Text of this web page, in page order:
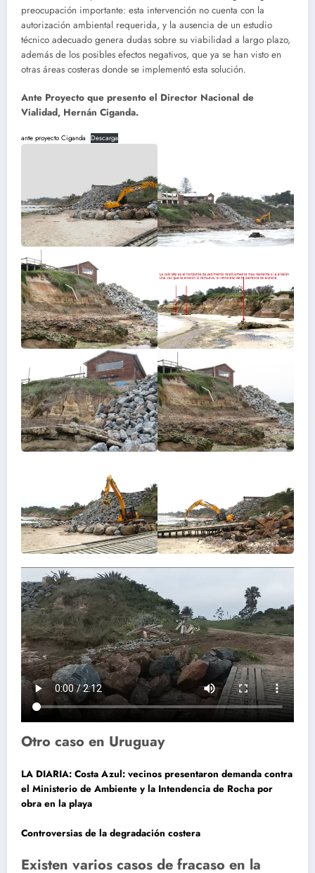
preocupación importante: esta intervención no cuenta con la
autorización ambiental requerida, y la ausencia de un estudio
técnico adecuado genera dudas sobre su viabilidad a largo plazo,
además de los posibles efectos negativos, que ya se han visto en
otras áreas costeras donde se implementó esta solución.
Ante Proyecto que presento el Director Nacional de
Vialidad, Hernán Ciganda.
ante proyecto Ciganda Descarga
Otro caso en Uruguay
LA DIARIA: Costa Azul: vecinos presentaron demanda contra
el Ministerio de Ambiente y la Intendencia de Rocha por
obra en la playa
Controversias de la degradación costera
Existen varios casos de fracaso en la